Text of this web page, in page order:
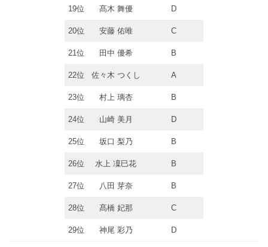
19位 髙木 舞優 D
20位 安藤 佑唯 C
21位 田中 優希 B
22位 佐々木 つくし A
23位 村上 璃杏 B
24位 山崎 美月 D
25位 坂口 梨乃 B
26位 水上 凜巳花 B
27位 八田 芽奈 B
28位 髙橋 妃那 C
29位 神尾 彩乃 D